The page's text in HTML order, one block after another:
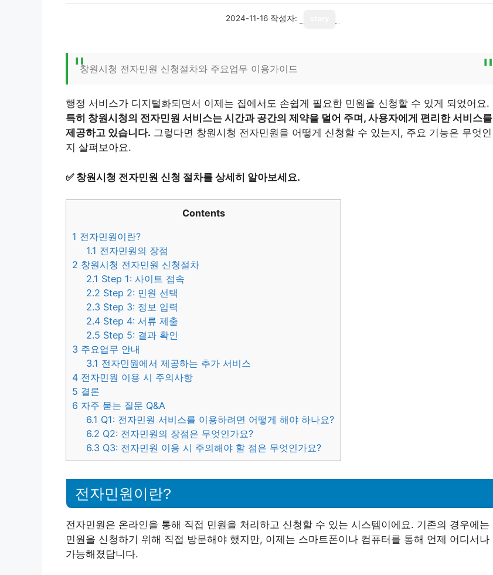
2024-11-16 작성자:
창원시청 전자민원 신청절차와 주요업무 이용가이드
행정 서비스가 디지털화되면서 이제는 집에서도 손쉽게 필요한 민원을 신청할 수 있게 되었어요.
특히 창원시청의 전자민원 서비스는 시간과 공간의 제약을 덜어 주며, 사용자에게 편리한 서비스를
제공하고 있습니다. 그렇다면 창원시청 전자민원을 어떻게 신청할 수 있는지, 주요 기능은 무엇인
지 살펴보아요.
✅ 창원시청 전자민원 신청 절차를 상세히 알아보세요.
Contents
1 전자민원이란?
1.1 전자민원의 장점
2 창원시청 전자민원 신청절차
2.1 Step 1: 사이트 접속
2.2 Step 2: 민원 선택
2.3 Step 3: 정보 입력
2.4 Step 4: 서류 제출
2.5 Step 5: 결과 확인
3 주요업무 안내
3.1 전자민원에서 제공하는 추가 서비스
4 전자민원 이용 시 주의사항
5 결론
6 자주 묻는 질문 Q&A
6.1 Q1: 전자민원 서비스를 이용하려면 어떻게 해야 하나요?
6.2 Q2: 전자민원의 장점은 무엇인가요?
6.3 Q3: 전자민원 이용 시 주의해야 할 점은 무엇인가요?
전자민원이란?
전자민원은 온라인을 통해 직접 민원을 처리하고 신청할 수 있는 시스템이에요. 기존의 경우에는
민원을 신청하기 위해 직접 방문해야 했지만, 이제는 스마트폰이나 컴퓨터를 통해 언제 어디서나
가능해졌답니다.